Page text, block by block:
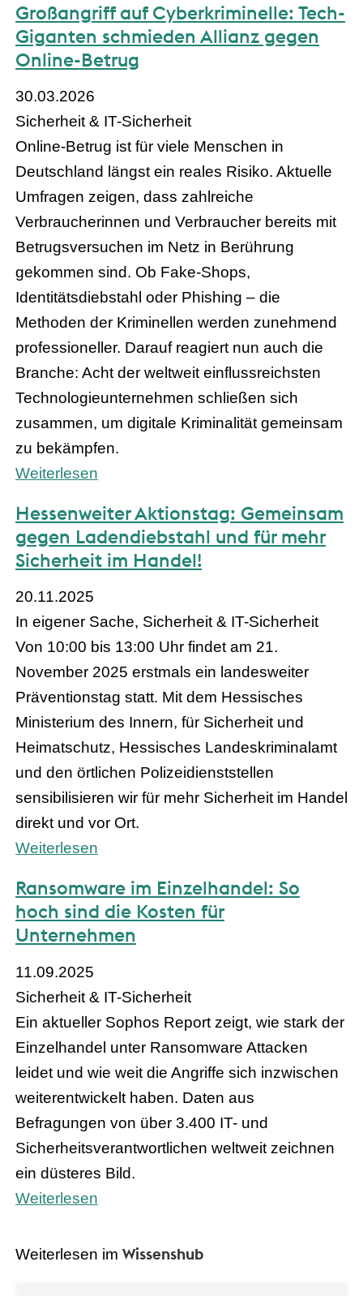
Großangriff auf Cyberkriminelle: Tech-
Giganten schmieden Allianz gegen
Online-Betrug
30.03.2026
Sicherheit & IT-Sicherheit
Online-Betrug ist für viele Menschen in
Deutschland längst ein reales Risiko. Aktuelle
Umfragen zeigen, dass zahlreiche
Verbraucherinnen und Verbraucher bereits mit
Betrugsversuchen im Netz in Berührung
gekommen sind. Ob Fake-Shops,
Identitätsdiebstahl oder Phishing – die
Methoden der Kriminellen werden zunehmend
professioneller. Darauf reagiert nun auch die
Branche: Acht der weltweit einflussreichsten
Technologieunternehmen schließen sich
zusammen, um digitale Kriminalität gemeinsam
zu bekämpfen.
Weiterlesen
Hessenweiter Aktionstag: Gemeinsam
gegen Ladendiebstahl und für mehr
Sicherheit im Handel!
20.11.2025
In eigener Sache, Sicherheit & IT-Sicherheit
Von 10:00 bis 13:00 Uhr findet am 21.
November 2025 erstmals ein landesweiter
Präventionstag statt. Mit dem Hessisches
Ministerium des Innern, für Sicherheit und
Heimatschutz, Hessisches Landeskriminalamt
und den örtlichen Polizeidienststellen
sensibilisieren wir für mehr Sicherheit im Handel
direkt und vor Ort.
Weiterlesen
Ransomware im Einzelhandel: So
hoch sind die Kosten für
Unternehmen
11.09.2025
Sicherheit & IT-Sicherheit
Ein aktueller Sophos Report zeigt, wie stark der
Einzelhandel unter Ransomware Attacken
leidet und wie weit die Angriffe sich inzwischen
weiterentwickelt haben. Daten aus
Befragungen von über 3.400 IT- und
Sicherheitsverantwortlichen weltweit zeichnen
ein düsteres Bild.
Weiterlesen
Weiterlesen im Wissenshub